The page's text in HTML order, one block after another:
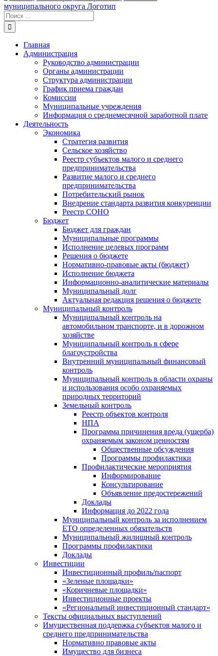
Результат
поиска:
Главная
Администрация
Руководство администрации
Органы администрации
Структура администрации
График приема граждан
Комиссии
Муниципальные учреждения
Информация о среднемесячной заработной плате
Деятельность
Экономика
Стратегия развития
Сельское хозяйство
Реестр субъектов малого и среднего
предпринимательства
Развитие малого и среднего
предпринимательства
Потребительский рынок
Внедрение стандарта развития конкуренции
Реестр СОНО
Бюджет
Бюджет для граждан
Муниципальные программы
Исполнение целевых программ
Решения о бюджете
Нормативно-правовые акты (бюджет)
Исполнение бюджета
Информационно-аналитические материалы
Муниципальный долг
Актуальная редакция решения о бюджете
Муниципальный контроль
Муниципальный контроль на
автомобильном транспорте, и в дорожном
хозяйстве
Муниципальный контроль в сфере
благоустройства
Внутренний муниципальный финансовый
контроль
Муниципальный контроль в области охраны
и использования особо охраняемых
природных территорий
Земельный контроль
Реестр объектов контроля
НПА
Программа причинения вреда (ущерба)
охраняемым законом ценностям
Общественные обсуждения
Программы профилактики
Профилактические мероприятия
Информирование
Консультирование
Объявление предостережений
Доклады
Информация до 2022 года
Муниципальный контроль за исполнением
ЕТО определенных обязательств
Муниципальный жилищный контроль
Программы профилактики
Доклады
Инвестиции
Инвестиционный профиль/паспорт
«Зеленые площадки»
«Коричневые площадки»
Инвестиционные проекты
«Региональный инвестиционный стандарт»
Тексты официальных выступлений
Имущественная поддержка субъектов малого и
среднего предпринимательства
Нормативно правовые акты
Имущество для бизнеса